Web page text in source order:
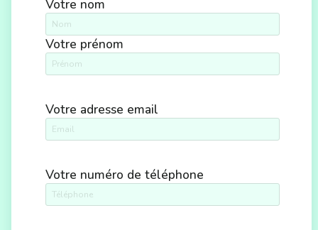
Votre nom
Votre prénom
Votre adresse email
Votre numéro de téléphone